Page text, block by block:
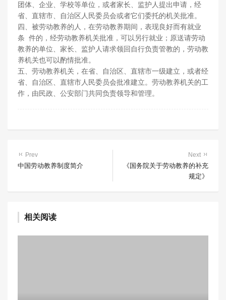
团体、企业、学校等单位，或者家长、监护人提出申请，经
省、直辖市、自治区人民委员会或者它们委托的机关批准。
四、被劳动教养的人，在劳动教养期间，表现良好而有就业
条 件的，经劳动教养机关批准，可以另行就业；原送请劳动
教养的单位、家长、监护人请求领回自行负责管教的，劳动教
养机关也可以酌情批准。
五、劳动教养机关，在省、自治区、直辖市一级建立，或者经
省、自治区、直辖市人民委员会批准建立。劳动教养机关的工
作，由民政、公安部门共同负责领导和管理。
Prev
中国劳动教养制度简介
Next
《国务院关于劳动教养的补充
规定》
相关阅读